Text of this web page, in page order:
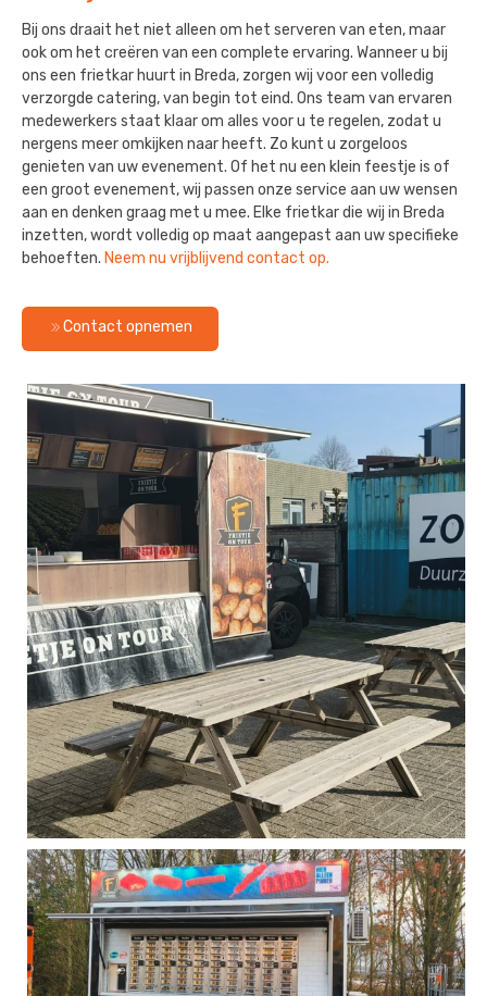
Bij ons draait het niet alleen om het serveren van eten, maar
ook om het creëren van een complete ervaring. Wanneer u bij
ons een frietkar huurt in Breda, zorgen wij voor een volledig
verzorgde catering, van begin tot eind. Ons team van ervaren
medewerkers staat klaar om alles voor u te regelen, zodat u
nergens meer omkijken naar heeft. Zo kunt u zorgeloos
genieten van uw evenement. Of het nu een klein feestje is of
een groot evenement, wij passen onze service aan uw wensen
aan en denken graag met u mee. Elke frietkar die wij in Breda
inzetten, wordt volledig op maat aangepast aan uw specifieke
behoeften. Neem nu vrijblijvend contact op.
Contact opnemen